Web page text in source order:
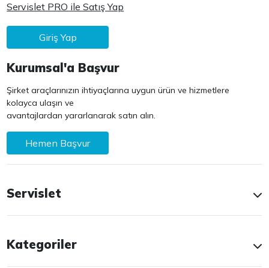
Servislet PRO ile Satış Yap
Giriş Yap
Kurumsal'a Başvur
Şirket araçlarınızın ihtiyaçlarına uygun ürün ve hizmetlere
kolayca ulaşın ve
avantajlardan yararlanarak satın alın.
Hemen Başvur
Servislet
Kategoriler